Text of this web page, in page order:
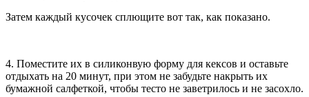
Затем каждый кусочек сплющите вот так, как показано.
4. Поместите их в силиконвую форму для кексов и оставьте
отдыхать на 20 минут, при этом не забудьте накрыть их
бумажной салфеткой, чтобы тесто не заветрилось и не засохло.